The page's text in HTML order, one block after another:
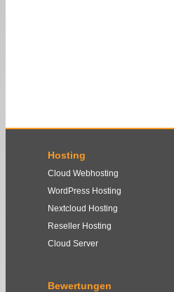
Hosting
Cloud Webhosting
WordPress Hosting
Nextcloud Hosting
Reseller Hosting
Cloud Server
Bewertungen